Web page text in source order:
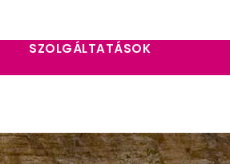
SZOLGÁLTATÁSOK